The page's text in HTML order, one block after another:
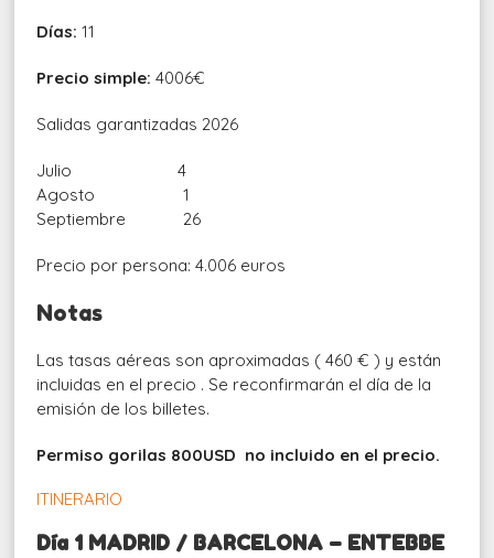
Días: 11
Precio simple: 4006€
Salidas garantizadas 2026
Julio 4
Agosto 1
Septiembre 26
Precio por persona: 4.006 euros
Notas
Las tasas aéreas son aproximadas ( 460 € ) y están
incluidas en el precio . Se reconfirmarán el día de la
emisión de los billetes.
Permiso gorilas 800USD no incluido en el precio.
ITINERARIO
Día 1 MADRID / BARCELONA – ENTEBBE